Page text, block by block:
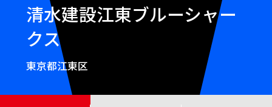
清水建設江東ブルーシャー
クス
東京都江東区